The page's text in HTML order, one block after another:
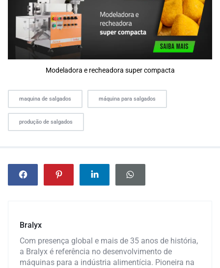
Modeladora e recheadora super compacta
maquina de salgados máquina para salgados
produção de salgados
Bralyx
Com presença global e mais de 35 anos de história,
a Bralyx é referência no desenvolvimento de
máquinas para a indústria alimentícia. Pioneira na